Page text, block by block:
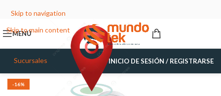
Skip to navigation
Skip to main content
MENÚ
Sucursales INICIO DE SESIÓN / REGISTRARSE
-16%